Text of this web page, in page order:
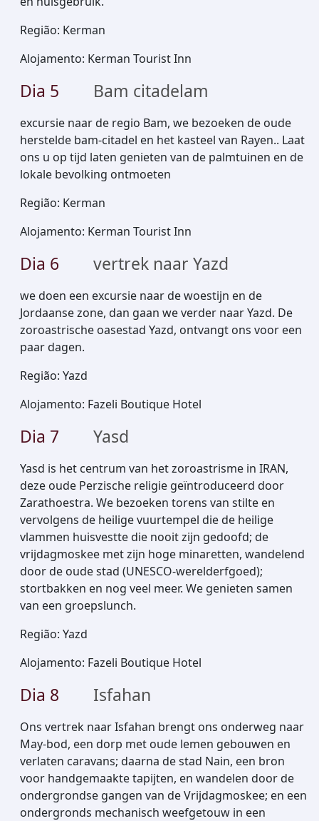
Região: Kerman
Alojamento: Kerman Tourist Inn
Dia 5 Bam citadelam
excursie naar de regio Bam, we bezoeken de oude
herstelde bam-citadel en het kasteel van Rayen.. Laat
ons u op tijd laten genieten van de palmtuinen en de
lokale bevolking ontmoeten
Região: Kerman
Alojamento: Kerman Tourist Inn
Dia 6 vertrek naar Yazd
we doen een excursie naar de woestijn en de
Jordaanse zone, dan gaan we verder naar Yazd. De
zoroastrische oasestad Yazd, ontvangt ons voor een
paar dagen.
Região: Yazd
Alojamento: Fazeli Boutique Hotel
Dia 7 Yasd
Yasd is het centrum van het zoroastrisme in IRAN,
deze oude Perzische religie geïntroduceerd door
Zarathoestra. We bezoeken torens van stilte en
vervolgens de heilige vuurtempel die de heilige
vlammen huisvestte die nooit zijn gedoofd; de
vrijdagmoskee met zijn hoge minaretten, wandelend
door de oude stad (UNESCO-werelderfgoed);
stortbakken en nog veel meer. We genieten samen
van een groepslunch.
Região: Yazd
Alojamento: Fazeli Boutique Hotel
Dia 8 Isfahan
Ons vertrek naar Isfahan brengt ons onderweg naar
May-bod, een dorp met oude lemen gebouwen en
verlaten caravans; daarna de stad Nain, een bron
voor handgemaakte tapijten, en wandelen door de
ondergrondse gangen van de Vrijdagmoskee; en een
ondergronds mechanisch weefgetouw in een